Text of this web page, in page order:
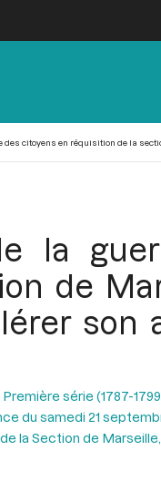
des citoyens en réquisition de la
la
de
son
Première série (1787-
du samedi 21
la Section de